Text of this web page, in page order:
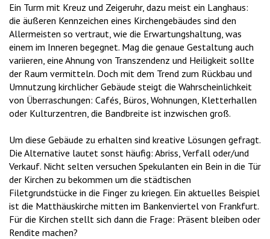
Ein Turm mit Kreuz und Zeigeruhr, dazu meist ein Langhaus:
die äußeren Kennzeichen eines Kirchengebäudes sind den
Allermeisten so vertraut, wie die Erwartungshaltung, was
einem im Inneren begegnet. Mag die genaue Gestaltung auch
variieren, eine Ahnung von Transzendenz und Heiligkeit sollte
der Raum vermitteln. Doch mit dem Trend zum Rückbau und
Umnutzung kirchlicher Gebäude steigt die Wahrscheinlichkeit
von Überraschungen: Cafés, Büros, Wohnungen, Kletterhallen
oder Kulturzentren, die Bandbreite ist inzwischen groß.
Um diese Gebäude zu erhalten sind kreative Lösungen gefragt.
Die Alternative lautet sonst häufig: Abriss, Verfall oder/und
Verkauf. Nicht selten versuchen Spekulanten ein Bein in die Tür
der Kirchen zu bekommen um die städtischen
Filetgrundstücke in die Finger zu kriegen. Ein aktuelles Beispiel
ist die Matthäuskirche mitten im Bankenviertel von Frankfurt.
Für die Kirchen stellt sich dann die Frage: Präsent bleiben oder
Rendite machen?